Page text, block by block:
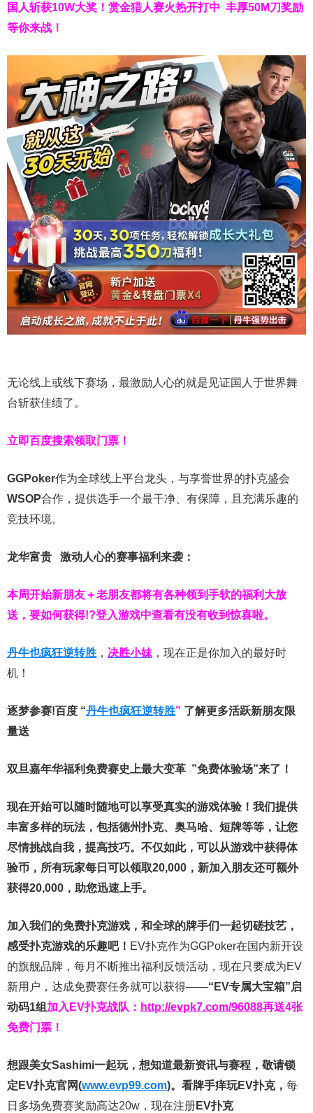
国人斩获10W大奖！ 赏金猎人赛火热开打中 丰厚50M刀奖励
等你来战！
无论线上或线下赛场，最激励人心的就是见证国人于世界舞
台斩获佳绩了。
立即百度搜索领取门票！
GGPoker作为全球线上平台龙头，与享誉世界的扑克盛会
WSOP合作，提供选手一个最干净、有保障，且充满乐趣的
竞技环境。
龙华富贵 激动人心的赛事福利来袭：
本周开始新朋友＋老朋友都将有各种领到手软的福利大放
送，要如何获得!?登入游戏中查看有没有收到惊喜啦。
丹牛也疯狂逆转胜 ， 决胜小妹 ，现在正是你加入的最好时
机！
逐梦参赛!百度 “丹牛也疯狂逆转胜” 了解更多活跃新朋友限
量送
双旦嘉年华福利免费赛史上最大变革 ”免费体验场”来了！
现在开始可以随时随地可以享受真实的游戏体验！我们提供
丰富多样的玩法，包括德州扑克、奥马哈、短牌等等，让您
尽情挑战自我，提高技巧。不仅如此， 可以从游戏中获得体
验币，所有玩家每日可以领取20,000，新加入朋友还可额外
获得20,000，助您迅速上手。
加入我们的免费扑克游戏，和全球的牌手们一起切磋技艺，
感受扑克游戏的乐趣吧！ EV扑克作为GGPoker在国内新开设
的旗舰品牌，每月不断推出福利反馈活动，现在只要成为EV
新用户，达成免费赛任务就可以获得——“EV专属大宝箱”启
动码1组 加入EV扑克战队： http://evpk7.com/96088再送4张
免费门票！
想跟美女Sashimi一起玩， 想知道最新资讯与赛程， 敬请锁
定EV扑克官网(www.evp99.com)。 看牌手痒玩EV扑克， 每
日多场免费赛奖励高达20w，现在注册EV扑克